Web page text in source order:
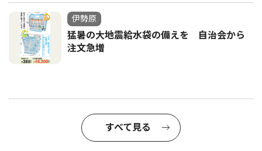
伊勢原
猛暑の大地震給水袋の備えを 自治会から
注文急増
すべて見る